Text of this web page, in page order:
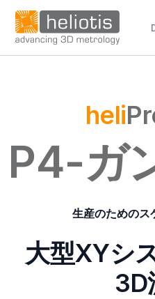
heli
P4-ガ
生産のためのス
大型XYシ
3D